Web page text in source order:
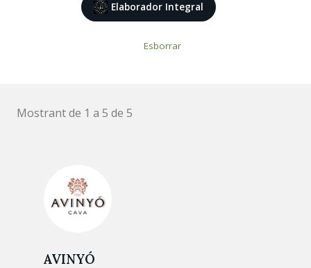
Elaborador Integral
Esborrar
Mostrant de 1 a 5 de 5
AVINYÓ